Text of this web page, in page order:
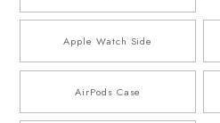
Apple Watch Side
AirPods Case